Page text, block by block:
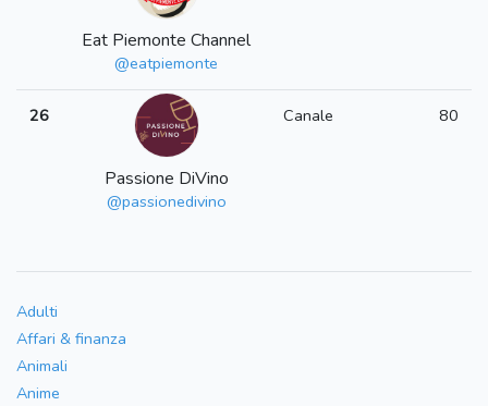
Eat Piemonte Channel
@eatpiemonte
26
Passione DiVino
@passionedivino
Canale 80
Adulti
Affari & finanza
Animali
Anime